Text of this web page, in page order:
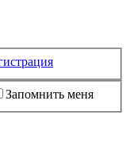
Запомнить меня